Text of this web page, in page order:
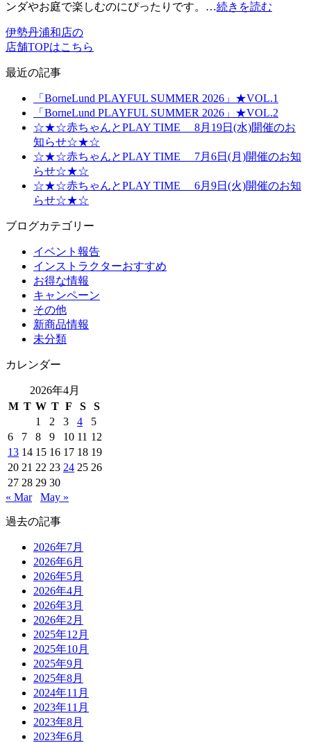
ンダやお庭で楽しむのにぴったりです。…続きを読む
伊勢丹浦和店の
店舗TOPはこちら
最近の記事
「BorneLund PLAYFUL SUMMER 2026」★VOL.1
「BorneLund PLAYFUL SUMMER 2026」★VOL.2
☆★☆赤ちゃんとPLAY TIME 8月19日(水)開催のお
知らせ☆★☆
☆★☆赤ちゃんとPLAY TIME 7月6日(月)開催のお知
らせ☆★☆
☆★☆赤ちゃんとPLAY TIME 6月9日(火)開催のお知
らせ☆★☆
ブログカテゴリー
イベント報告
インストラクターおすすめ
お得な情報
キャンペーン
その他
新商品情報
未分類
カレンダー
2026年4月
M T W T F S
S
1
2 3 4
5
6
7 8 9 10 11 12
13 14 15 16 17 18 19
20 21 22 23 24 25 26
27 28 29 30
« Mar
May »
過去の記事
2026年7月
2026年6月
2026年5月
2026年4月
2026年3月
2026年2月
2025年12月
2025年10月
2025年9月
2025年8月
2024年11月
2023年11月
2023年8月
2023年6月